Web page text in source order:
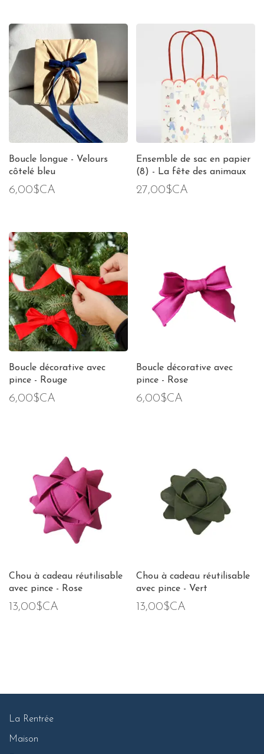
Boucle longue - Velours
côtelé bleu
6,00$CA
Ensemble de sac en papier
(8) - La fête des animaux
27,00$CA
Boucle décorative avec
pince - Rouge
6,00$CA
Boucle décorative avec
pince - Rose
6,00$CA
Chou à cadeau réutilisable
avec pince - Rose
13,00$CA
Chou à cadeau réutilisable
avec pince - Vert
13,00$CA
La Rentrée
Maison